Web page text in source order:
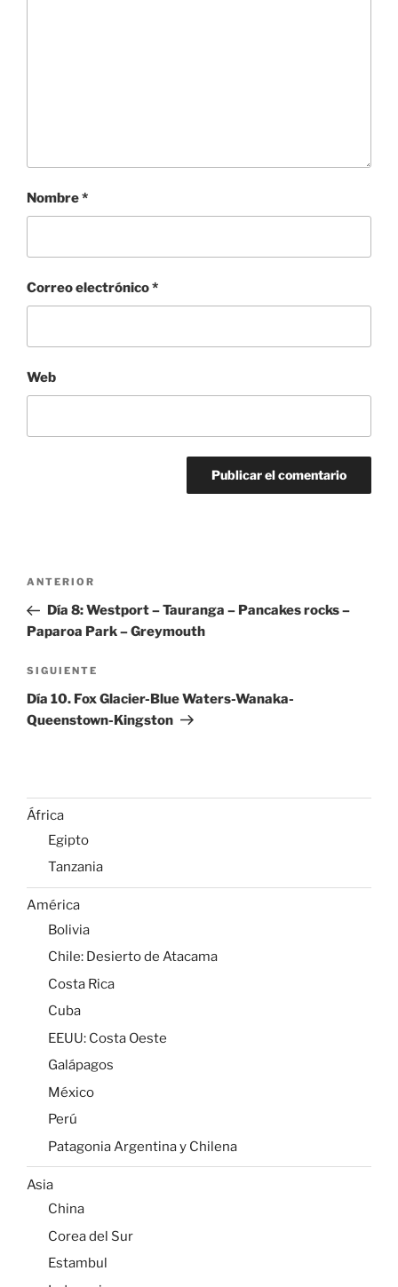
Nombre*
Correo electrónico*
Web
Navegación
entradas
Entrada
anterior:
ANTERIOR
Día 8: Westport – Tauranga – Pancakes rocks –
Paparoa Park – Greymouth
Siguiente
entrada
SIGUIENTE
Día 10. Fox Glacier-Blue Waters-Wanaka-
Queenstown-Kingston
África
Egipto
Tanzania
América
Bolivia
Chile: Desierto de Atacama
Costa Rica
Cuba
EEUU: Costa Oeste
Galápagos
México
Perú
Patagonia Argentina y Chilena
Asia
China
Corea del Sur
Estambul